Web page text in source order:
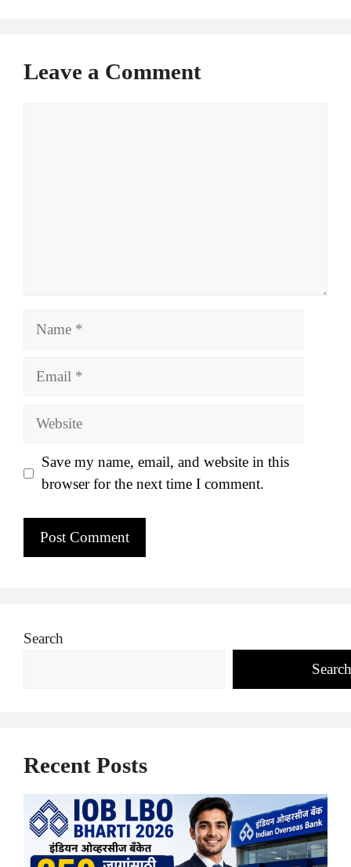
Leave a Comment
Save my name, email, and website in this
browser for the next time I comment.
Search
Search
Recent Posts